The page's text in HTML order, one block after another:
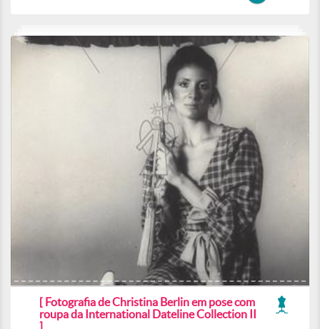
[ Fotografia de Christina Berlin em pose com
roupa da International Dateline Collection II
]